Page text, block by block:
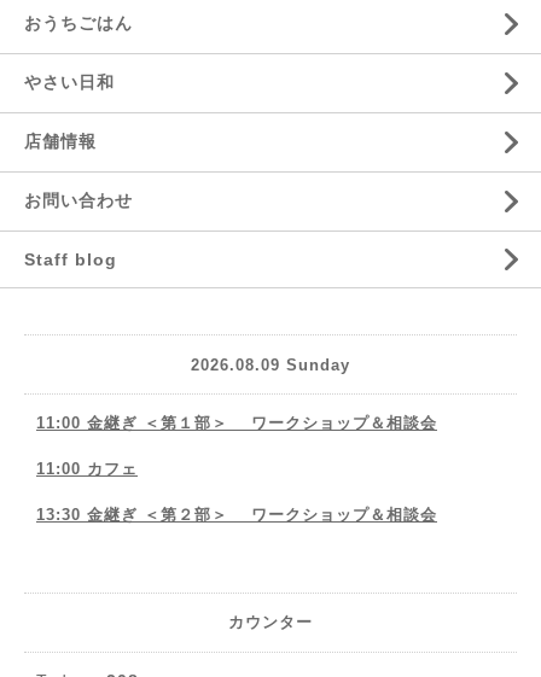
おうちごはん
やさい日和
店舗情報
お問い合わせ
Staff blog
2026.08.09 Sunday
11:00 金継ぎ ＜第１部＞ ワークショップ＆相談会
11:00 カフェ
13:30 金継ぎ ＜第２部＞ ワークショップ＆相談会
カウンター